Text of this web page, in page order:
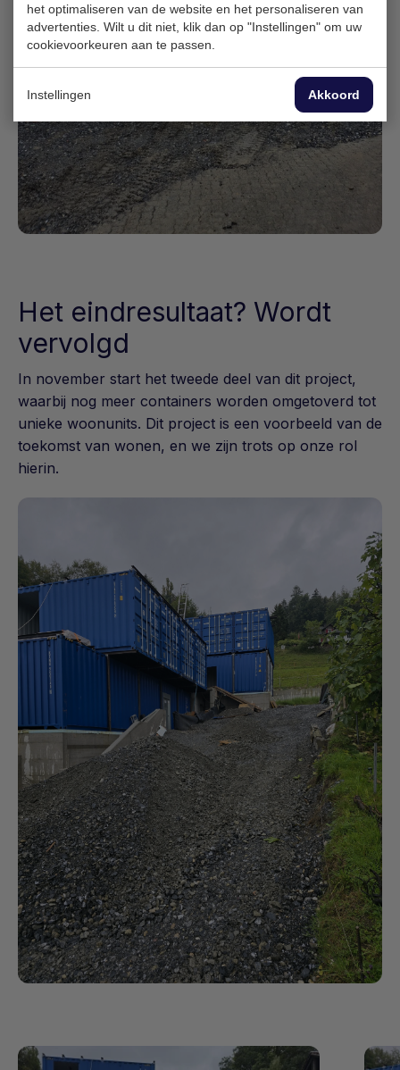
Het eindresultaat? Wordt
vervolgd
In november start het tweede deel van dit project,
waarbij nog meer containers worden omgetoverd tot
unieke woonunits. Dit project is een voorbeeld van de
toekomst van wonen, en we zijn trots op onze rol
hierin.
het optimaliseren van de website en het personaliseren van
advertenties. Wilt u dit niet, klik dan op "Instellingen" om uw
cookievoorkeuren aan te passen.
Instellingen Akkoord